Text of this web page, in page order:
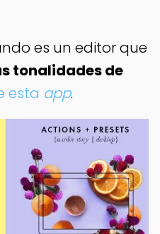
es un editor que
tonalidades de
esta app.